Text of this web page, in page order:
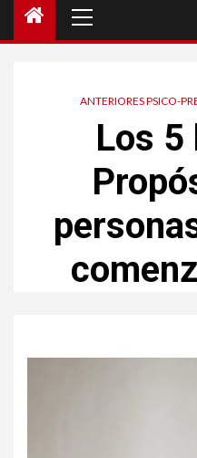
principal
ANTERIORES PSICO-
Los 5